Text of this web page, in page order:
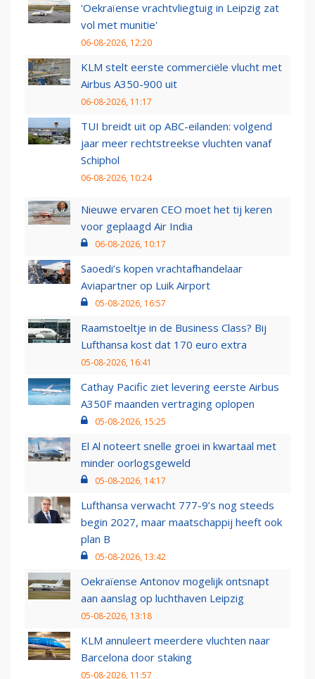
'Oekraïense vrachtvliegtuig in Leipzig zat
vol met munitie'
06-08-2026, 12:20
KLM stelt eerste commerciële vlucht met
Airbus A350-900 uit
06-08-2026, 11:17
TUI breidt uit op ABC-eilanden: volgend
jaar meer rechtstreekse vluchten vanaf
Schiphol
06-08-2026, 10:24
Nieuwe ervaren CEO moet het tij keren
voor geplaagd Air India
06-08-2026, 10:17
Saoedi’s kopen vrachtafhandelaar
Aviapartner op Luik Airport
05-08-2026, 16:57
Raamstoeltje in de Business Class? Bij
Lufthansa kost dat 170 euro extra
05-08-2026, 16:41
Cathay Pacific ziet levering eerste Airbus
A350F maanden vertraging oplopen
05-08-2026, 15:25
El Al noteert snelle groei in kwartaal met
minder oorlogsgeweld
05-08-2026, 14:17
Lufthansa verwacht 777-9’s nog steeds
begin 2027, maar maatschappij heeft ook
plan B
05-08-2026, 13:42
Oekraïense Antonov mogelijk ontsnapt
aan aanslag op luchthaven Leipzig
05-08-2026, 13:18
KLM annuleert meerdere vluchten naar
Barcelona door staking
05-08-2026, 11:57